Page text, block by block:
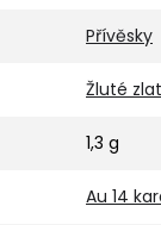
Přívěsky
Žluté
1,3 g
Au 14